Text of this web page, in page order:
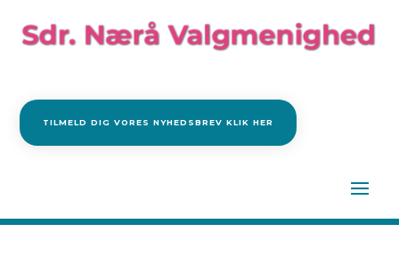
TILMELD DIG VORES NYHEDSBREV KLIK HER